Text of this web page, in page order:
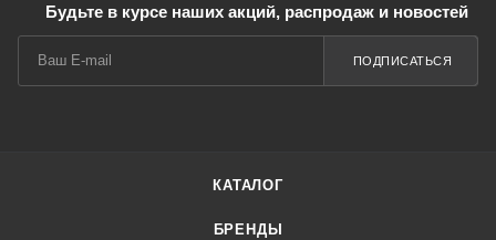
Будьте в курсе наших акций, распродаж и новостей
ПОДПИСАТЬСЯ
КАТАЛОГ
БРЕНДЫ